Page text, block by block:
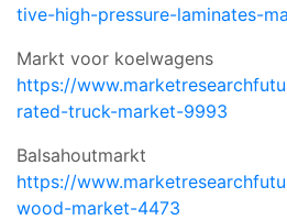
tive-high-pressure-laminates-
Markt voor koelwagens
https://
rated-truck-market-9993
Balsahoutmarkt
https://
wood-market-4473